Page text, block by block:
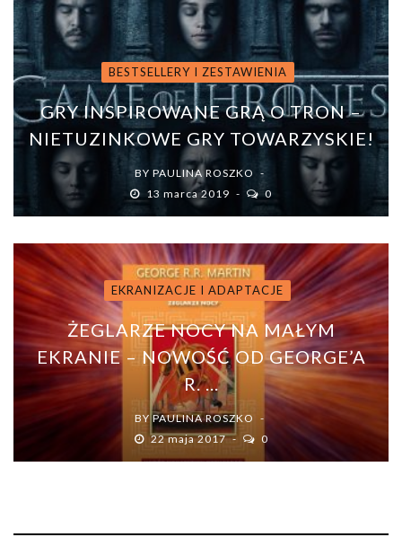
BESTSELLERY I ZESTAWIENIA
GRY INSPIROWANE GRĄ O TRON –
NIETUZINKOWE GRY TOWARZYSKIE!
BY PAULINA ROSZKO
13 marca 2019
0
EKRANIZACJE I ADAPTACJE
ŻEGLARZE NOCY NA MAŁYM
EKRANIE – NOWOŚĆ OD GEORGE’A
R. ...
BYPAULINA ROSZKO
22 maja 2017
0